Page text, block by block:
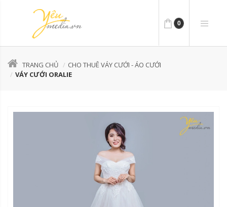
0
TRANG CHỦ
CHO THUÊ VÁY CƯỚI - ÁO CƯỚI
VÁY CƯỚI ORALIE